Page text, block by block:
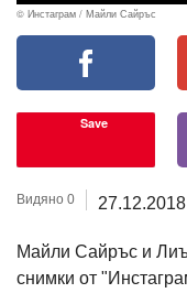
© Инстаграм / Майли Сайръс
Save
Видяно 0 27.12.2018
Майли Сайръс и
снимки от